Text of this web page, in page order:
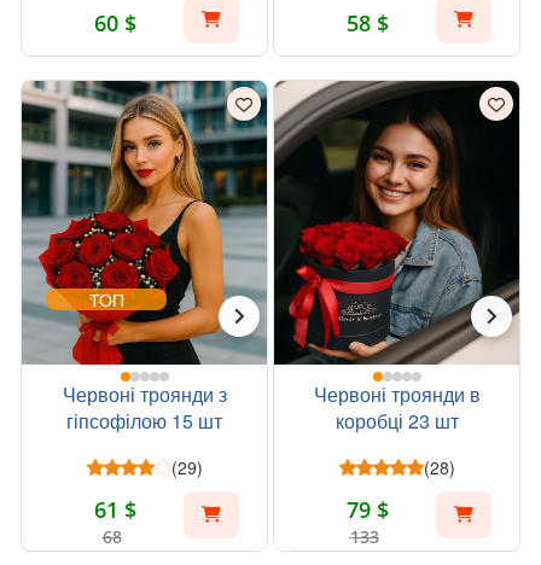
60 $ 58 $
ТОП
Червоні троянди з
гіпсофілою 15 шт
(29)
61 $
68
Червоні троянди в
коробці 23 шт
(28)
79 $
133